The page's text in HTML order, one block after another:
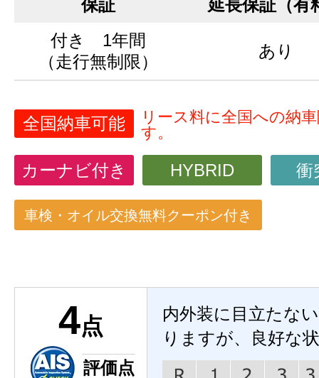
保証
延長保証（有
付き 1年間
（走行無制限）
あり
全国納車可能
リース料に全国への納
す。
カーナビ付き HYBRID 衝
車検・オイル交換無料クーポン付き
4点
評価点
内外装に目立たな
りますが、良好な